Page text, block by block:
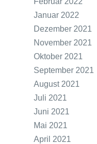
Januar 2022
Dezember 2021
November 2021
Oktober 2021
September 2021
August 2021
Juli 2021
Juni 2021
Mai 2021
April 2021